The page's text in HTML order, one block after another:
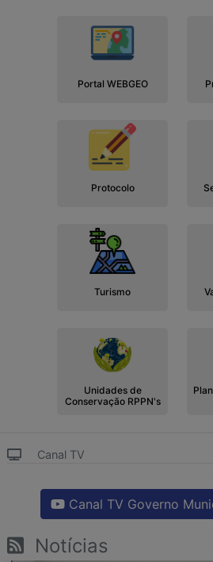
Portal WEBGEO
Protocolo
Turismo
Unidades de
Conservação RPPN's
Canal TV
Canal TV Governo
Notícias